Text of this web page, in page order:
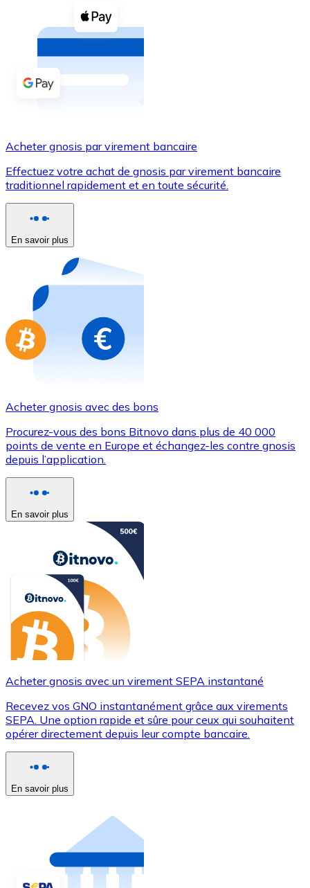
Coupons crypto
Achetez des cryptomonnaies en espèces et d'autres
Acheter avec espèces
Virement SEPA
Utilisez les cartes Visa et Mastercard pour acheter
Acheter avec carte
Nouveau
Achetez des cartes-cadeaux de vos marques
Aller à la boutique de cartes-cadeaux
Acheter gnosis par virement bancaire
Effectuez votre achat de gnosis par virement bancaire
traditionnel rapidement et en toute sécurité.
En savoir plus
Acheter gnosis avec des bons
Procurez-vous des bons Bitnovo dans plus de 40 000
points de vente en Europe et échangez-les contre gnosis
depuis l’application.
En savoir plus
Acheter gnosis avec un virement SEPA instantané
Recevez vos GNO instantanément grâce aux virements
SEPA. Une option rapide et sûre pour ceux qui souhaitent
opérer directement depuis leur compte bancaire.
En savoir plus